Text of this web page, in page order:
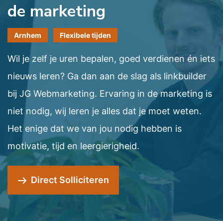
de marketing
Arnhem Flexibele tijden
Wil je zelf je uren bepalen, goed verdienen én iets
nieuws leren? Ga dan aan de slag als linkbuilder
bij JG Webmarketing. Ervaring in de marketing is
niet nodig, wij leren je alles dat je moet weten.
Het enige dat we van jou nodig hebben is
motivatie, tijd en leergierigheid.
Direct Solliciteren